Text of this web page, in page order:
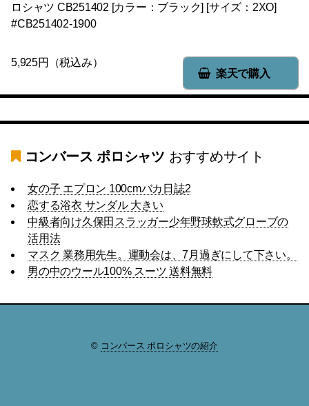
ロシャツ CB251402 [カラー：ブラック] [サイズ：2XO]
#CB251402-1900
楽天で購入
5,925円（税込み）
コンバース ポロシャツ おすすめサイト
女の子 エプロン 100cmバカ日誌2
恋する浴衣 サンダル 大きい
中級者向け久保田スラッガー少年野球軟式グローブの
活用法
マスク 業務用先生。運動会は、7月過ぎにして下さい。
男の中のウール100% スーツ 送料無料
© コンバース ポロシャツの紹介